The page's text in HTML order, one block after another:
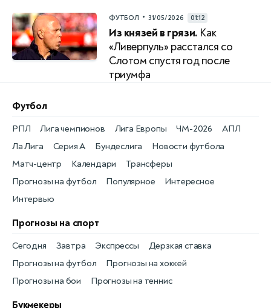
ФУТБОЛ • 31/05/2026 01:12
Из князей в грязи. Как
«Ливерпуль» расстался со
Слотом спустя год после
триумфа
Футбол
Новости футбола
РПЛ
Матч-центр
Лига чемпионов
Календари
Лига Европы
Трансферы
ЧМ-2026
Прогнозы на футбол
АПЛ
Популярное
Ла Лига
Интересное
Серия А
Интервью
Бундеслига
Прогнозы на спорт
Прогнозы на футбол
Сегодня
Прогнозы на хоккей
Завтра
Прогнозы на бои
Экспрессы
Прогнозы на теннис
Дерзкая ставка
Букмекеры